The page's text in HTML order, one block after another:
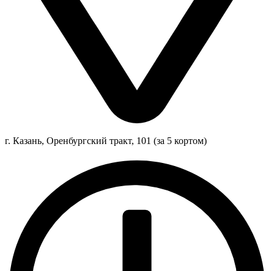
г. Казань, Оренбургский тракт, 101 (за 5 кортом)